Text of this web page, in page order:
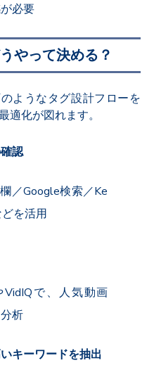
必要
やって決める？
ようなタグ設計フローを
適化が図れます。
認
／Google検索／Ke
を活用
VidIQで、人気動画
析
キーワードを抽出